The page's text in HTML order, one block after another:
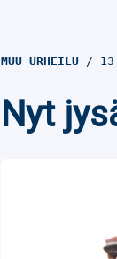
MUU URHEILU
Nyt